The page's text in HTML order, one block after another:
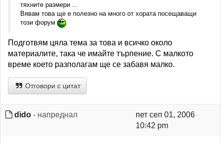
тяхните размери ...
Вявам това ще е полезно на много от хората посещаващи
този форум
Подготвям цяла тема за това и всичко около
материалите, така че имайте търпение. С малкото
време което разполагам ще се забавя малко.
Отговори с цитат
dido - напреднал
пет сеп 01, 2006
10:42 pm